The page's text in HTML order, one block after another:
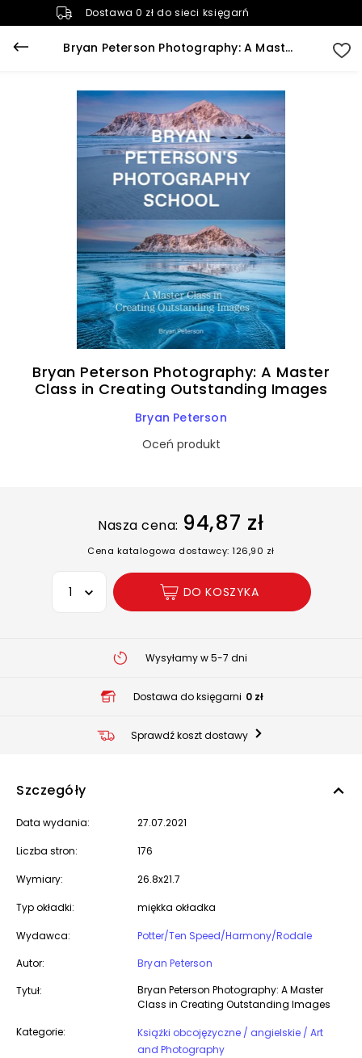
Dostawa 0 zł do sieci księgarń
Bryan Peterson Photography: A Master Class in Creating Outstanding Images
Bryan Peterson Photography: A Master
Class in Creating Outstanding Images
Bryan Peterson
Oceń produkt
Nasza cena: 94,87 zł
Cena katalogowa dostawcy: 126,90 zł
Wybierz opcję
DO KOSZYKA
Wysyłamy w 5-7 dni
Dostawa do księgarni 0 zł
Sprawdź koszt dostawy
Szczegóły
Data wydania: 27.07.2021
Liczba stron: 176
Wymiary: 26.8x21.7
Typ okładki: miękka okładka
Wydawca:
Potter/Ten Speed/Harmony/Rodale
Autor:
Bryan Peterson
Tytuł:
Bryan Peterson Photography: A Master
Class in Creating Outstanding Images
Kategorie:
Książki obcojęzyczne / angielskie / Art
and Photography